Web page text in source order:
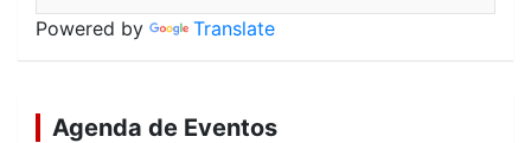
Powered by Translate
Agenda de Eventos